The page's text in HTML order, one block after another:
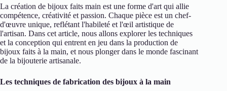
La création de bijoux faits main est une forme d'art qui allie
compétence, créativité et passion. Chaque pièce est un chef-
d'œuvre unique, reflétant l'habileté et l'œil artistique de
l'artisan. Dans cet article, nous allons explorer les techniques
et la conception qui entrent en jeu dans la production de
bijoux faits à la main, et nous plonger dans le monde fascinant
de la bijouterie artisanale.
Les techniques de fabrication des bijoux à la main